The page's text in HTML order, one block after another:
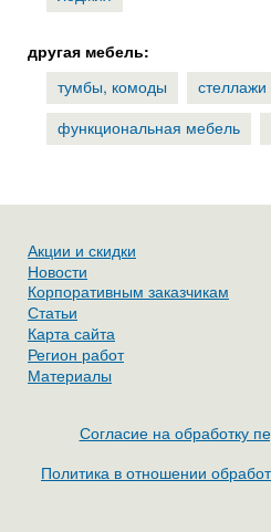
другая мебель:
тумбы, комоды
стеллажи
функциональная мебель
Акции и скидки
Новости
Корпоративным заказчикам
Статьи
Карта сайта
Регион работ
Материалы
Согласие на обработку
Политика в отношении